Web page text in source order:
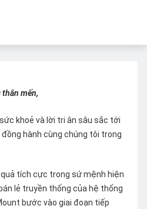
thân mến,
khoẻ và lời tri ân sâu sắc tới
hành cùng chúng tôi trong
tích cực trong sứ mệnh hiện
lẻ truyền thống của hệ thống
bước vào giai đoạn tiếp